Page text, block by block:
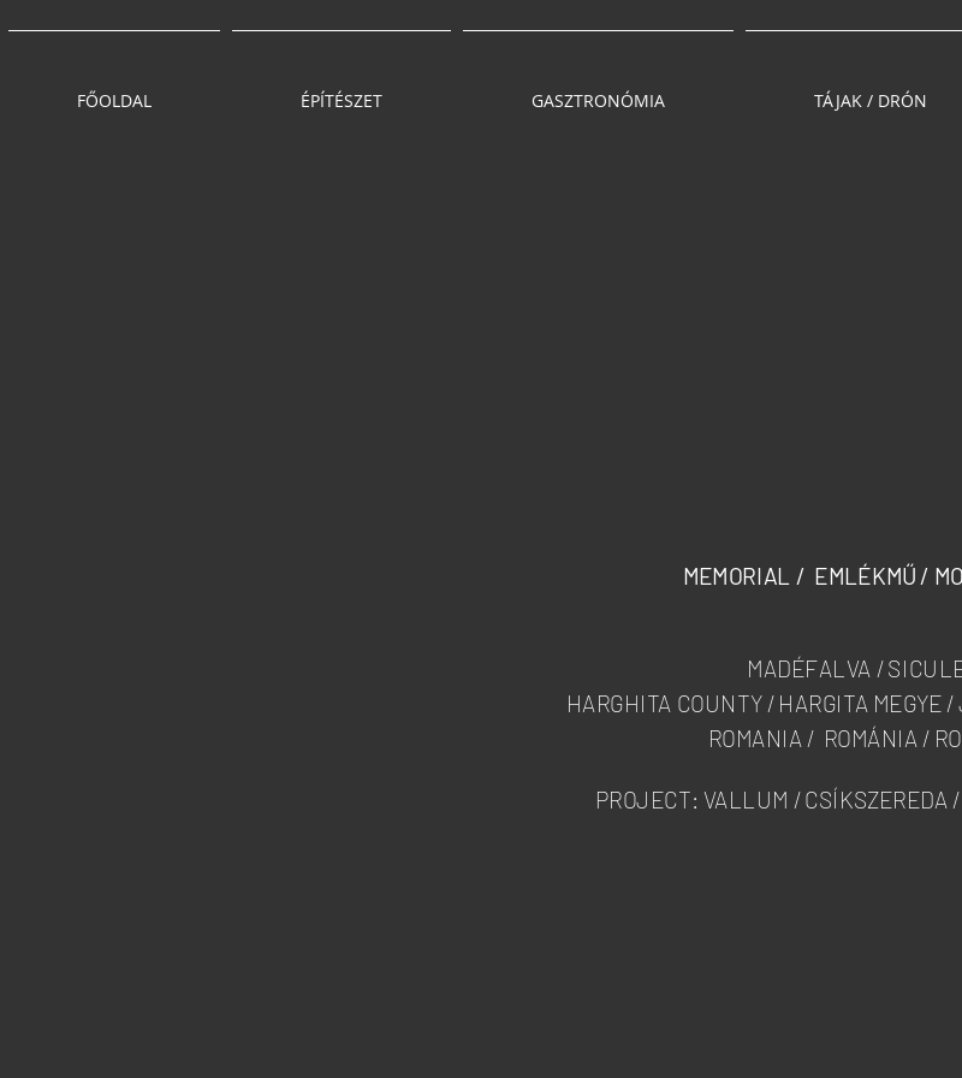
FŐOLDAL ÉPÍTÉSZET GASZTRONÓMIA TÁJAK / DRÓN
MEMORIAL / EMLÉKMŰ /
MADÉFALVA /
HARGHITA COUNTY / HARGITA MEGYE
ROMANIA / ROMÁNIA /
PROJECT: VALLUM / CSÍKSZEREDA